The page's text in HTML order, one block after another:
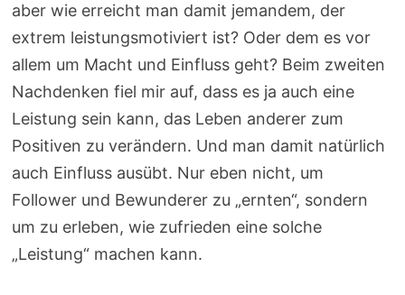
aber wie erreicht man damit jemandem, der
extrem leistungsmotiviert ist? Oder dem es vor
allem um Macht und Einfluss geht? Beim zweiten
Nachdenken fiel mir auf, dass es ja auch eine
Leistung sein kann, das Leben anderer zum
Positiven zu verändern. Und man damit natürlich
auch Einfluss ausübt. Nur eben nicht, um
Follower und Bewunderer zu „ernten“, sondern
um zu erleben, wie zufrieden eine solche
„Leistung“ machen kann.